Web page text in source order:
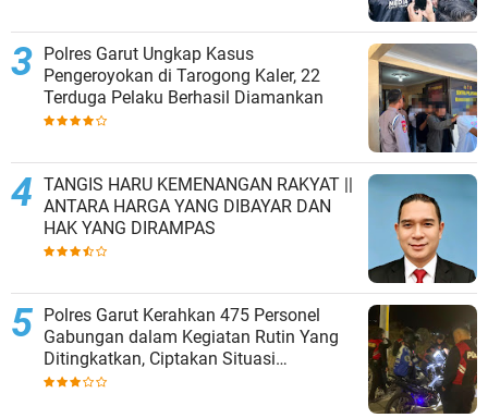
Polres Garut Ungkap Kasus
Pengeroyokan di Tarogong Kaler, 22
Terduga Pelaku Berhasil Diamankan
TANGIS HARU KEMENANGAN RAKYAT ||
ANTARA HARGA YANG DIBAYAR DAN
HAK YANG DIRAMPAS
Polres Garut Kerahkan 475 Personel
Gabungan dalam Kegiatan Rutin Yang
Ditingkatkan, Ciptakan Situasi
Kamtibmas Tetap Aman dan Kondusif